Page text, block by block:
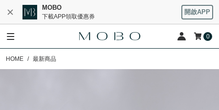
MOBO
下載APP領取優惠券
開啟APP
0
HOME 最新商品